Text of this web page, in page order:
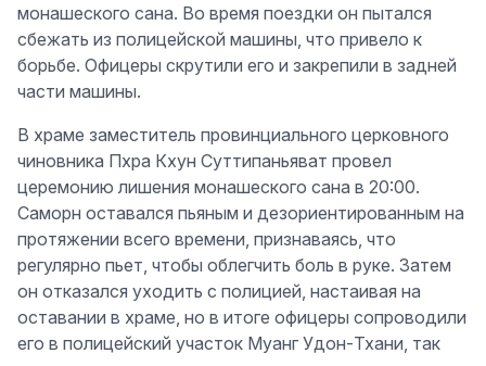
монашеского сана. Во время поездки он пытался
сбежать из полицейской машины, что привело к
борьбе. Офицеры скрутили его и закрепили в задней
части машины.
В храме заместитель провинциального церковного
чиновника Пхра Кхун Суттипаньяват провел
церемонию лишения монашеского сана в 20:00.
Саморн оставался пьяным и дезориентированным на
протяжении всего времени, признаваясь, что
регулярно пьет, чтобы облегчить боль в руке. Затем
он отказался уходить с полицией, настаивая на
оставании в храме, но в итоге офицеры сопроводили
его в полицейский участок Муанг Удон-Тхани, так